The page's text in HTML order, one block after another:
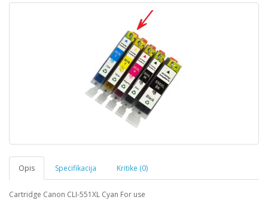
Opis Specifikacija Kritike (0)
Cartridge Canon CLI-551XL Cyan For use